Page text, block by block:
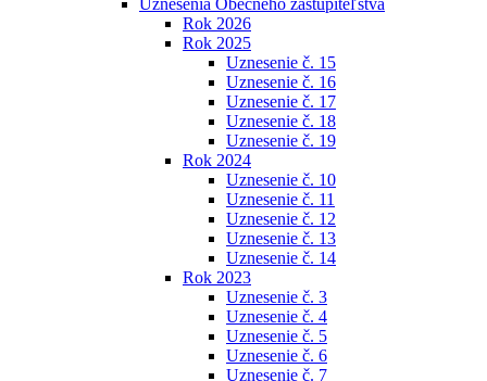
Uznesenia Obecného zastupiteľstva
Rok 2026
Rok 2025
Uznesenie č. 15
Uznesenie č. 16
Uznesenie č. 17
Uznesenie č. 18
Uznesenie č. 19
Rok 2024
Uznesenie č. 10
Uznesenie č. 11
Uznesenie č. 12
Uznesenie č. 13
Uznesenie č. 14
Rok 2023
Uznesenie č. 3
Uznesenie č. 4
Uznesenie č. 5
Uznesenie č. 6
Uznesenie č. 7